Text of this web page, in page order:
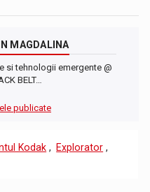
MAGDALINA
si tehnologii emergente @
BELT…
publicate
Kodak , Explorator ,